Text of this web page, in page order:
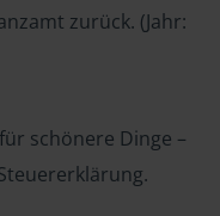
zurück. (Jahr:
schönere Dinge –